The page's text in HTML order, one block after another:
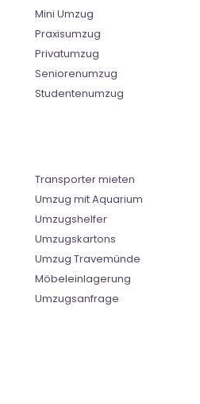
Mini Umzug
Praxisumzug
Privatumzug
Seniorenumzug
Studentenumzug
Transporter mieten
Umzug mit Aquarium
Umzugshelfer
Umzugskartons
Umzug Travemünde
Möbeleinlagerung
Umzugsanfrage